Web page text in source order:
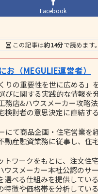
Facebook
この記事は約14分で読めます。
（MEGULIE運営者）
りの重要性を世に広める
びに関する実践的な情報
務店&ハウスメーカー攻略
検討者の意思決定に直結す
にて商品企画・住宅営業を
動産融資業務に従事し、住
トワークをもとに、注文住
ウスメーカー本社公認のサ
選べる仕組みを提供してい
徴や価格帯を分析している